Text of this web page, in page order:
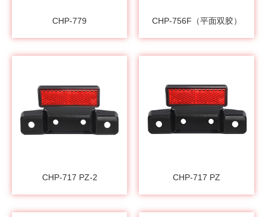
CHP-779 CHP-756F（平面双胶）
CHP-717 PZ-2 CHP-717 PZ